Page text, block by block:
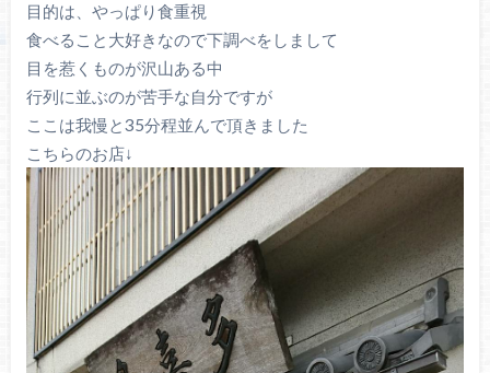
目的は、やっぱり食重視
食べること大好きなので下調べをしまして
目を惹くものが沢山ある中
行列に並ぶのが苦手な自分ですが
ここは我慢と35分程並んで頂きました
こちらのお店↓